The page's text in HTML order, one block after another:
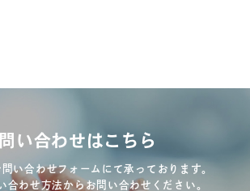
い合わせはこちら
い合わせフォームにて承っております。
合わせ方法からお問い合わせください。